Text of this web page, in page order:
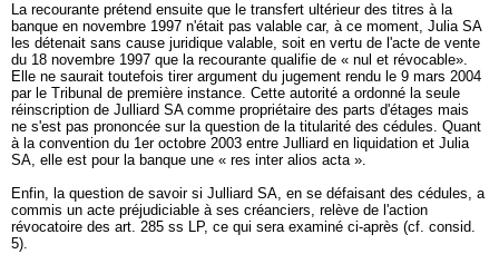
La recourante prétend ensuite que le transfert ultérieur des titres à la
banque en novembre 1997 n'était pas valable car, à ce moment, Julia SA
les détenait sans cause juridique valable, soit en vertu de l'acte de vente
du 18 novembre 1997 que la recourante qualifie de « nul et révocable».
Elle ne saurait toutefois tirer argument du jugement rendu le 9 mars 2004
par le Tribunal de première instance. Cette autorité a ordonné la seule
réinscription de Julliard SA comme propriétaire des parts d'étages mais
ne s'est pas prononcée sur la question de la titularité des cédules. Quant
à la convention du 1er octobre 2003 entre Julliard en liquidation et Julia
SA, elle est pour la banque une « res inter alios acta ».
Enfin, la question de savoir si Julliard SA, en se défaisant des cédules, a
commis un acte préjudiciable à ses créanciers, relève de l'action
révocatoire des art. 285 ss LP, ce qui sera examiné ci-après (cf. consid.
5).